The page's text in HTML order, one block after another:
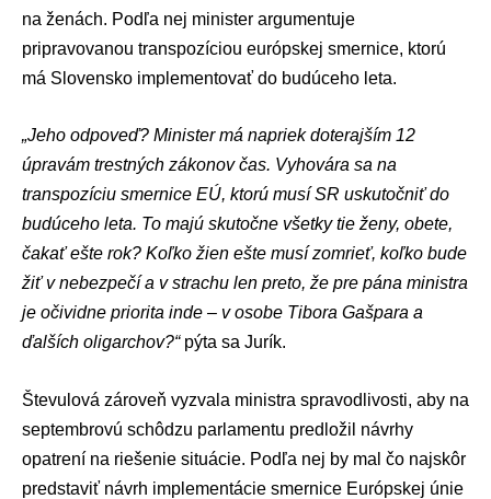
na ženách. Podľa nej minister argumentuje
pripravovanou transpozíciou európskej smernice, ktorú
má Slovensko implementovať do budúceho leta.
„Jeho odpoveď? Minister má napriek doterajším 12
úpravám trestných zákonov čas. Vyhovára sa na
transpozíciu smernice EÚ, ktorú musí SR uskutočniť do
budúceho leta. To majú skutočne všetky tie ženy, obete,
čakať ešte rok? Koľko žien ešte musí zomrieť, koľko bude
žiť v nebezpečí a v strachu len preto, že pre pána ministra
je očividne priorita inde – v osobe Tibora Gašpara a
ďalších oligarchov?“pýta sa Jurík.
Števulová zároveň vyzvala ministra spravodlivosti, aby na
septembrovú schôdzu parlamentu predložil návrhy
opatrení na riešenie situácie. Podľa nej by mal čo najskôr
predstaviť návrh implementácie smernice Európskej únie